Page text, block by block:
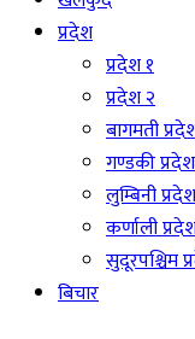
प्रदेश
प्रदेश १
प्रदेश २
बागमती
गण्डकी प्रदेश
लुम्बिनी प्रदेश
कर्णाली
सुदूरपश्चिम
बिचार